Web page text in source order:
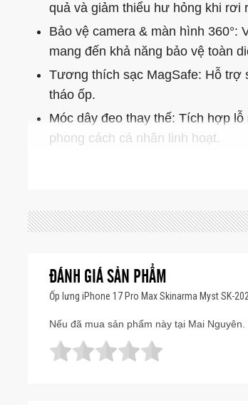
quả và giảm thiểu hư hỏng khi rơi
Bảo vệ camera & màn hình 360°:
mang đến khả năng bảo vệ toàn
Tương thích sạc MagSafe: Hỗ trợ
tháo ốp.
Móc dây đeo thay thế: Tích hợp
phong cách cá nhân linh hoạt.
ĐÁNH GIÁ SẢN PHẨM
Ốp lưng iPhone 17 Pro Max Skinarma Myst SK-
Nếu đã mua sản phẩm này tại Mai